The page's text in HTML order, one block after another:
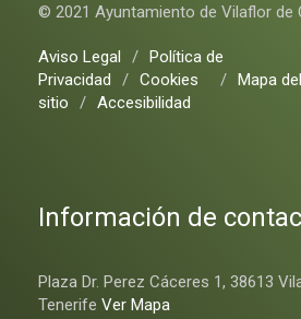
© 2021 Ayuntamiento de Vilaflor de
Aviso Legal / Política de
Privacidad
/ Cookies / Mapa del
sitio
/ Accesibilidad
Información de
Plaza Dr. Perez Cáceres 1, 38613
Tenerife Ver Mapa